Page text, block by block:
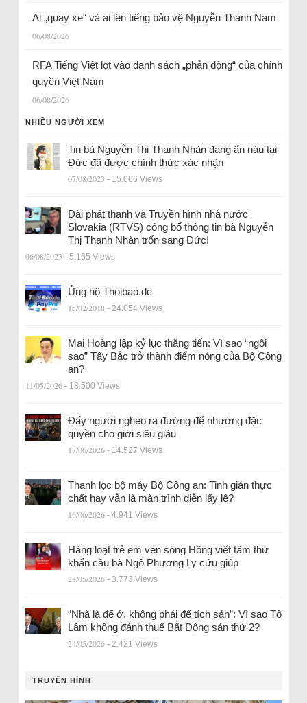
Ai „quay xe“ và ai lên tiếng bảo vệ Nguyễn Thành Nam
06/08/2026
RFA Tiếng Việt lọt vào danh sách „phản động“ của chính
quyền Việt Nam
06/08/2026
NHIỀU NGƯỜI XEM
Tin bà Nguyễn Thị Thanh Nhàn đang ẩn náu tại
Đức đã được chính thức xác nhận
07/08/2023 - 15.066 Views
Đài phát thanh và Truyền hình nhà nước
Slovakia (RTVS) công bố thông tin bà Nguyễn
Thị Thanh Nhàn trốn sang Đức!
06/08/2023 - 5.165 Views
Ủng hộ Thoibao.de
15/02/2018 - 24.054 Views
Mai Hoàng lập kỷ lục thăng tiến: Vì sao “ngôi
sao” Tây Bắc trở thành điểm nóng của Bộ Công
an?
11/05/2026 - 18.500 Views
Đẩy người nghèo ra đường để nhường đặc
quyền cho giới siêu giàu
17/06/2026 - 14.527 Views
Thanh lọc bộ máy Bộ Công an: Tinh giản thực
chất hay vẫn là màn trình diễn lấy lệ?
16/06/2026 - 4.941 Views
Hàng loạt trẻ em ven sông Hồng viết tâm thư
khẩn cầu bà Ngô Phương Ly cứu giúp
28/05/2026 - 3.773 Views
“Nhà là để ở, không phải để tích sản”: Vì sao Tô
Lâm không đánh thuế Bất Động sản thứ 2?
24/05/2026 - 2.421 Views
TRUYỀN HÌNH